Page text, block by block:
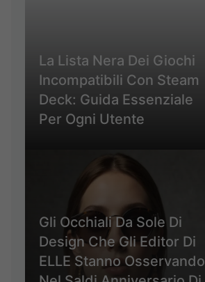
La Lista Nera Dei Giochi
Incompatibili Con Steam
Deck: Guida Essenziale
Per Ogni Utente
Gli Occhiali Da Sole Di
Design Che Gli Editor Di
ELLE Stanno Osservando